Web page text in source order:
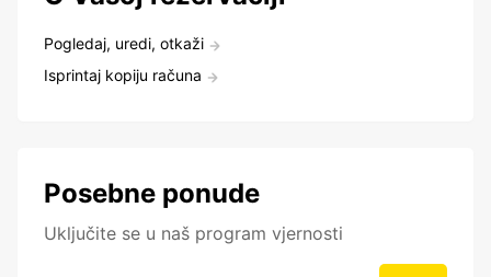
Pogledaj, uredi, otkaži
Isprintaj kopiju računa
Posebne ponude
Uključite se u naš program vjernosti